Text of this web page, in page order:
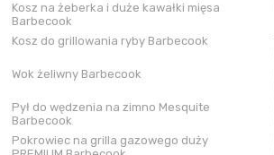
Kosz na żeberka i duże kawałki mięsa
Barbecook
Kosz do grillowania ryby Barbecook
Wok żeliwny Barbecook
Pył do wędzenia na zimno Mesquite
Barbecook
Pokrowiec na grilla gazowego duży